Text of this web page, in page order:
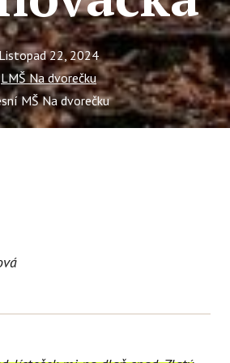
22, 2024
LMŠ Na dvorečku
MŠ Na dvorečku